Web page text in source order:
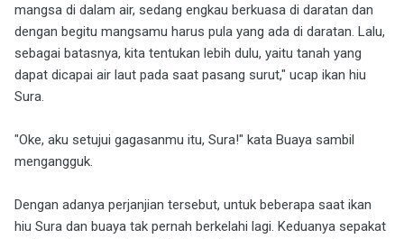
mangsa di dalam air, sedang engkau berkuasa di daratan dan
dengan begitu mangsamu harus pula yang ada di daratan. Lalu,
sebagai batasnya, kita tentukan lebih dulu, yaitu tanah yang
dapat dicapai air laut pada saat pasang surut," ucap ikan hiu
Sura.
"Oke, aku setujui gagasanmu itu, Sura!" kata Buaya sambil
mengangguk.
Dengan adanya perjanjian tersebut, untuk beberapa saat ikan
hiu Sura dan buaya tak pernah berkelahi lagi. Keduanya sepakat